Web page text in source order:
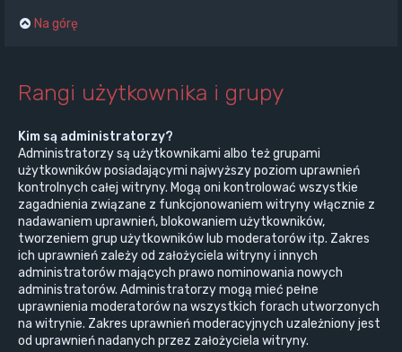
Na górę
Rangi użytkownika i grupy
Kim są administratorzy?
Administratorzy są użytkownikami albo też grupami
użytkowników posiadającymi najwyższy poziom uprawnień
kontrolnych całej witryny. Mogą oni kontrolować wszystkie
zagadnienia związane z funkcjonowaniem witryny włącznie z
nadawaniem uprawnień, blokowaniem użytkowników,
tworzeniem grup użytkowników lub moderatorów itp. Zakres
ich uprawnień zależy od założyciela witryny i innych
administratorów mających prawo nominowania nowych
administratorów. Administratorzy mogą mieć pełne
uprawnienia moderatorów na wszystkich forach utworzonych
na witrynie. Zakres uprawnień moderacyjnych uzależniony jest
od uprawnień nadanych przez założyciela witryny.